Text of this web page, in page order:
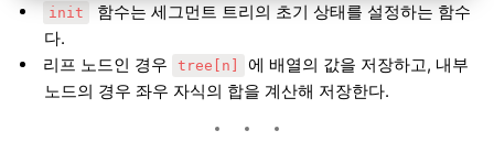
init
함수는 세그먼트 트리의 초기 상태를 설정하는 함수
다.
리프 노드인 경우
tree[n]
에 배열의 값을 저장하고, 내부
노드의 경우 좌우 자식의 합을 계산해 저장한다.